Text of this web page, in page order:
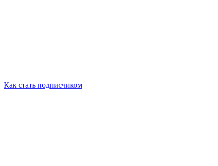
Как стать подписчиком